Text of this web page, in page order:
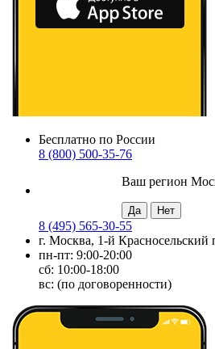
Бесплатно по России
8 (800) 500-35-76
Ваш регион
8 (495) 565-30-55
г. Москва, 1-й Красносельский
пн-пт: 9:00-20:00
сб: 10:00-18:00
вс: (по договоренности)